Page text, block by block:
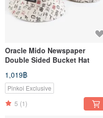
Oracle Mido Newspaper
Double Sided Bucket Hat
1,019฿
Pinkoi Exclusive
5 (1)